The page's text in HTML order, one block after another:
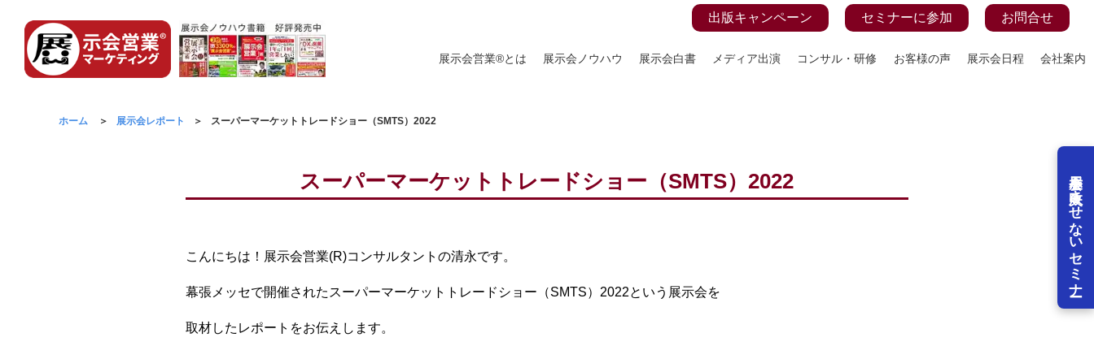
展示会を失敗させないセミナー
出版キャンペーン セミナーに参加 お問合せ
展示会営業®とは 展示会ノウハウ 展示会白書 メディア出演 コンサル・研修 お客様の声 展示会日程 会社案内
ホーム 展示会レポート スーパーマーケットトレードショー（SMTS）2022
スーパーマーケットトレードショー（SMTS）2022
こんにちは！展示会営業(R)コンサルタントの清永です。
幕張メッセで開催されたスーパーマーケットトレードショー（SMTS）2022という展示会を
取材したレポートをお伝えします。